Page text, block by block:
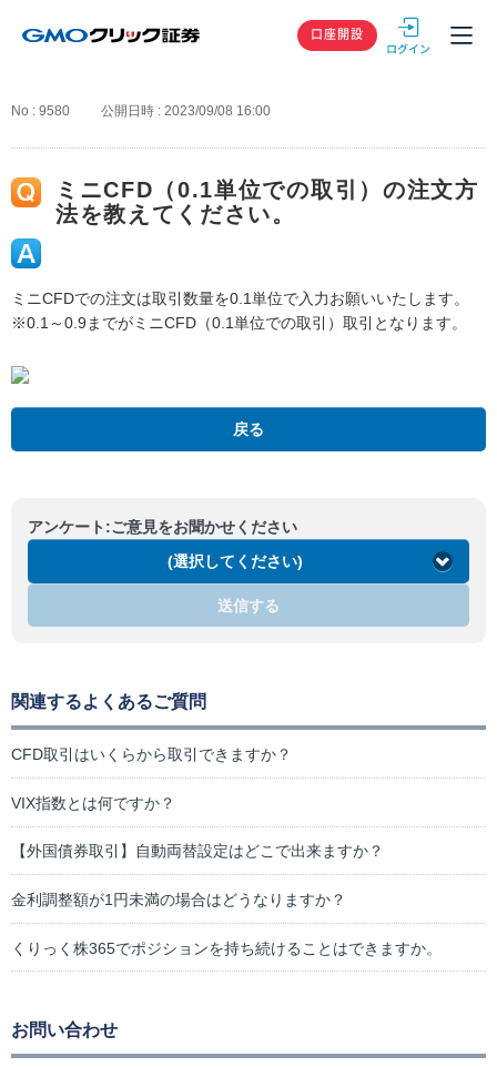
GMOクリック
口座開設
No : 9580 公開日時 : 2023/09/08 16:00
ミニCFD（0.1単位での取引）の注文方
法を教えてください。
ミニCFDでの注文は取引数量を0.1単位で入力お願いいたします。
※0.1～0.9までがミニCFD（0.1単位での取引）取引となります。
戻る
アンケート:ご意見をお聞かせください
(選択してください)
送信する
関連するよくあるご質問
CFD取引はいくらから取引できますか？
VIX指数とは何ですか？
【外国債券取引】自動両替設定はどこで出来ますか？
金利調整額が1円未満の場合はどうなりますか？
くりっく株365でポジションを持ち続けることはできますか。
お問い合わせ